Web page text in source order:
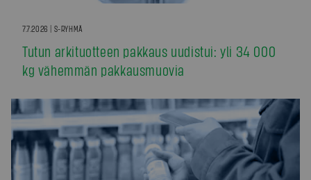
7.7.2026 | S-RYHMÄ
Tutun arkituotteen pakkaus uudistui: yli 34 000
kg vähemmän pakkausmuovia